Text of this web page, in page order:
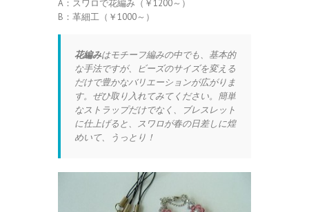
A：スワロで花編み（￥1200～）
B：革細工（￥1000～）
花編みはモチーフ編みの中でも、基本的
な手法ですが、ビーズのサイズを変える
だけで豊かなバリエーションが広がりま
す。ぜひ取り入れてみてください。簡単
なストラップだけでなく、ブレスレット
に仕上げると、スワロが春の日差しに煌
めいて、うっとり！